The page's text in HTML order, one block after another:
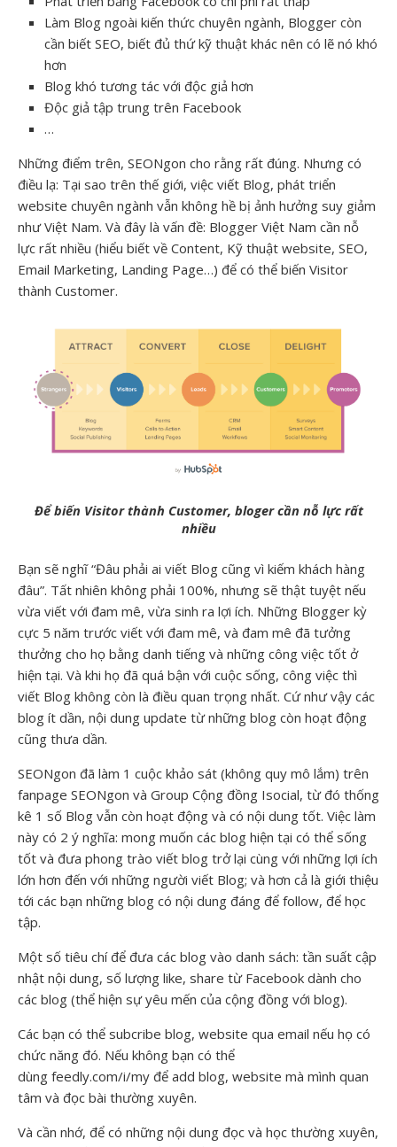
Làm Blog ngoài kiến thức chuyên ngành, Blogger còn
cần biết SEO, biết đủ thứ kỹ thuật khác nên có lẽ nó khó
hơn
Blog khó tương tác với độc giả hơn
Độc giả tập trung trên Facebook
…
Những điểm trên, SEONgon cho rằng rất đúng. Nhưng có
điều lạ: Tại sao trên thế giới, việc viết Blog, phát triển
website chuyên ngành vẫn không hề bị ảnh hưởng suy giảm
như Việt Nam. Và đây là vấn đề: Blogger Việt Nam cần nỗ
lực rất nhiều (hiểu biết về Content, Kỹ thuật website, SEO,
Email Marketing, Landing Page…) để có thể biến Visitor
thành Customer.
Để biến Visitor thành Customer, bloger cần nỗ lực rất
nhiều
Bạn sẽ nghĩ “Đâu phải ai viết Blog cũng vì kiếm khách hàng
đâu”. Tất nhiên không phải 100%, nhưng sẽ thật tuyệt nếu
vừa viết với đam mê, vừa sinh ra lợi ích. Những Blogger kỳ
cực 5 năm trước viết với đam mê, và đam mê đã tưởng
thưởng cho họ bằng danh tiếng và những công việc tốt ở
hiện tại. Và khi họ đã quá bận với cuộc sống, công việc thì
viết Blog không còn là điều quan trọng nhất. Cứ như vậy các
blog ít dần, nội dung update từ những blog còn hoạt động
cũng thưa dần.
SEONgon đã làm 1 cuộc khảo sát (không quy mô lắm) trên
fanpage SEONgon và Group Cộng đồng Isocial, từ đó thống
kê 1 số Blog vẫn còn hoạt động và có nội dung tốt. Việc làm
này có 2 ý nghĩa: mong muốn các blog hiện tại có thể sống
tốt và đưa phong trào viết blog trở lại cùng với những lợi ích
lớn hơn đến với những người viết Blog; và hơn cả là giới thiệu
tới các bạn những blog có nội dung đáng để follow, để học
tập.
Một số tiêu chí để đưa các blog vào danh sách: tần suất cập
nhật nội dung, số lượng like, share từ Facebook dành cho
các blog (thể hiện sự yêu mến của cộng đồng với blog).
Các bạn có thể subcribe blog, website qua email nếu họ có
chức năng đó. Nếu không bạn có thể
dùng feedly.com/i/my để add blog, website mà mình quan
tâm và đọc bài thường xuyên.
Và cần nhớ, để có những nội dung đọc và học thường xuyên,